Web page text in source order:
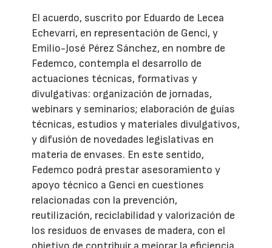
El acuerdo, suscrito por Eduardo de Lecea
Echevarri, en representación de Genci, y
Emilio-José Pérez Sánchez, en nombre de
Fedemco, contempla el desarrollo de
actuaciones técnicas, formativas y
divulgativas: organización de jornadas,
webinars y seminarios; elaboración de guías
técnicas, estudios y materiales divulgativos,
y difusión de novedades legislativas en
materia de envases. En este sentido,
Fedemco podrá prestar asesoramiento y
apoyo técnico a Genci en cuestiones
relacionadas con la prevención,
reutilización, reciclabilidad y valorización de
los residuos de envases de madera, con el